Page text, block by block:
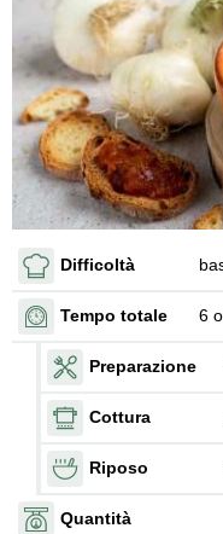
Difficoltà
Tempo totale 6
Preparazione
Cottura
Riposo
Quantità